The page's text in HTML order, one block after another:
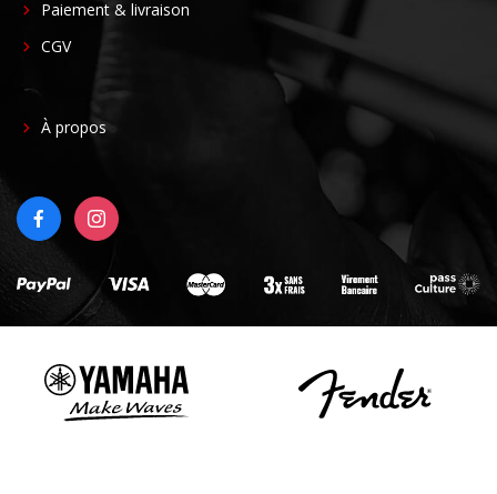
Paiement & livraison
CGV
FOOTER
À propos
FACEBOOKINSTAGRAM